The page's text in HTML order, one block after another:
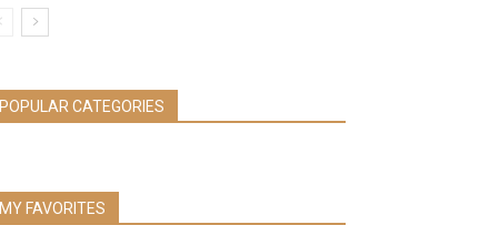
POPULAR CATEGORIES
MY FAVORITES